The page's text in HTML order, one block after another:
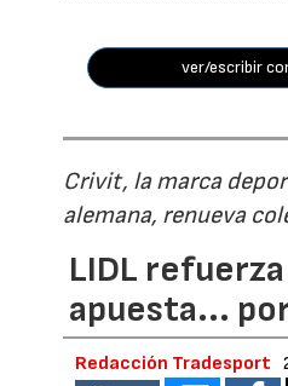
ver/escribir
Crivit, la marca
alemana, renueva
LIDL
apuesta...
Redacción Tradesport